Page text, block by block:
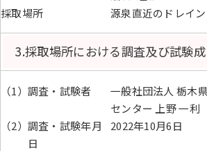
採取場所
源泉直近のドレイン
3.採取場所における調査及び試験成
（1）調査・試験者
一般社団法人 栃木
センター 上野 一利
（2）調査・試験年月
日
2022年10月6日